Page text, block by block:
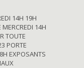
14H 19H
14H
TOUTE
PORTE
EXPOSANTS